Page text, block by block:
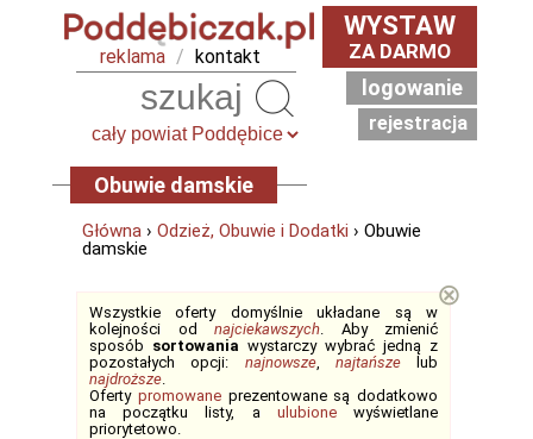
reklama / kontakt
WYSTAW
ZA DARMO
logowanie
rejestracja
Obuwie damskie
Główna › Odzież, Obuwie i Dodatki › Obuwie
damskie
Wszystkie oferty domyślnie układane są w
kolejności od najciekawszych. Aby zmienić
sposób sortowania wystarczy wybrać jedną z
pozostałych opcji: najnowsze, najtańszelub
najdroższe.
Oferty promowaneprezentowane są dodatkowo
na początku listy, a ulubionewyświetlane
priorytetowo.
⊗